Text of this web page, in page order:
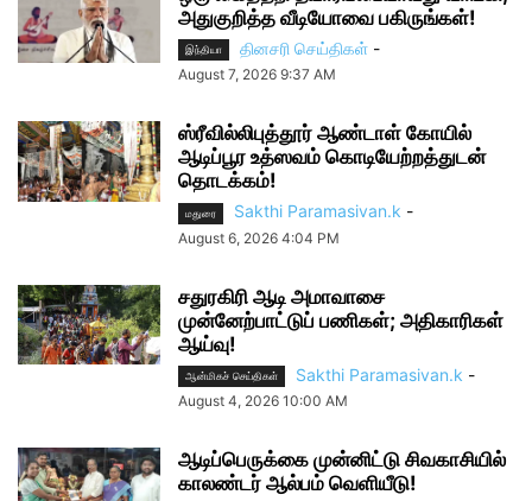
அதுகுறித்த வீடியோவை பகிருங்கள்!
இந்தியா தினசரி செய்திகள் -
August 7, 2026 9:37 AM
ஸ்ரீவில்லிபுத்தூர் ஆண்டாள் கோயில்
ஆடிப்பூர உத்ஸவம் கொடியேற்றத்துடன்
தொடக்கம்!
மதுரை Sakthi Paramasivan.k -
August 6, 2026 4:04 PM
சதுரகிரி ஆடி அமாவாசை
முன்னேற்பாட்டுப் பணிகள்; அதிகாரிகள்
ஆய்வு!
ஆன்மிகச் செய்திகள் Sakthi Paramasivan.k -
August 4, 2026 10:00 AM
ஆடிப்பெருக்கை முன்னிட்டு சிவகாசியில்
காலண்டர் ஆல்பம் வெளியீடு!